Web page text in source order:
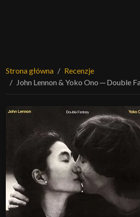
Strona główna
Recenzje
John Lennon & Yoko Ono ─ Double